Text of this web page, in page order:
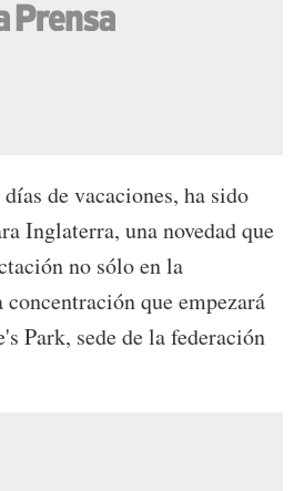
de vacaciones, ha sido
Inglaterra, una novedad que
no sólo en la
que empezará
Park, sede de la federación